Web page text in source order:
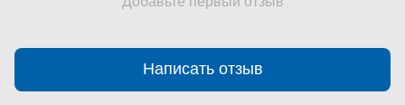
Написать отзыв